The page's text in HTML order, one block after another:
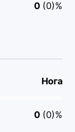
0 (0)%
Нога
0 (0)%